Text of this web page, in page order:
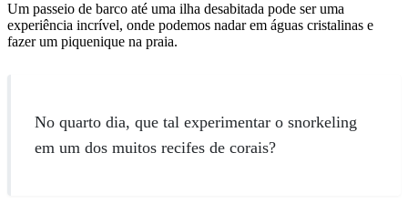
Um passeio de barco até uma ilha desabitada pode ser uma
experiência incrível, onde podemos nadar em águas cristalinas e
fazer um piquenique na praia.
No quarto dia, que tal experimentar o snorkeling
em um dos muitos recifes de corais?